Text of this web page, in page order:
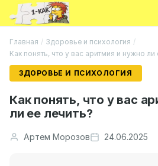
Главная / Здоровье и психология /
Как понять, что у вас аритмия и нужно ли
ЗДОРОВЬЕ И ПСИХОЛОГИЯ
Как понять, что у вас
ли ее лечить?
Артем Морозов 24.06.2025